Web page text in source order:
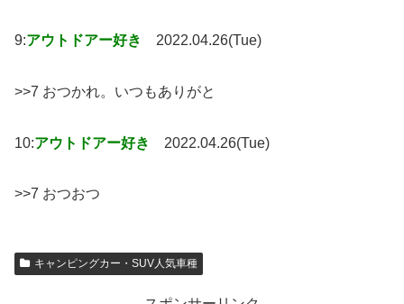
9:アウトドアー好き 2022.04.26(Tue)
>>7 おつかれ。いつもありがと
10:アウトドアー好き 2022.04.26(Tue)
>>7 おつおつ
キャンピングカー・SUV人気車種